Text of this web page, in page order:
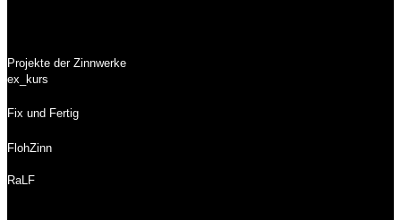
Projekte der Zinnwerke
ex_kurs
Fix und Fertig
FlohZinn
RaLF